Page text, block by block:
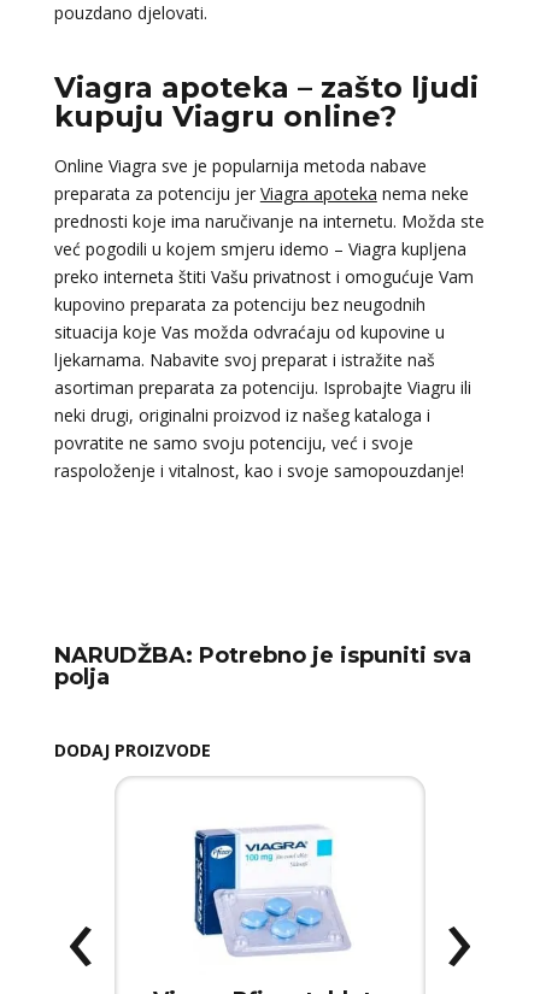
pouzdano djelovati.
Viagra apoteka – zašto ljudi
kupuju Viagru online?
Online Viagra sve je popularnija metoda nabave
preparata za potenciju jer Viagra apoteka nema neke
prednosti koje ima naručivanje na internetu. Možda ste
već pogodili u kojem smjeru idemo – Viagra kupljena
preko interneta štiti Vašu privatnost i omogućuje Vam
kupovino preparata za potenciju bez neugodnih
situacija koje Vas možda odvraćaju od kupovine u
ljekarnama. Nabavite svoj preparat i istražite naš
asortiman preparata za potenciju. Isprobajte Viagru ili
neki drugi, originalni proizvod iz našeg kataloga i
povratite ne samo svoju potenciju, već i svoje
raspoloženje i vitalnost, kao i svoje samopouzdanje!
NARUDŽBA: Potrebno je ispuniti sva
polja
DODAJ PROIZVODE
‹ ›